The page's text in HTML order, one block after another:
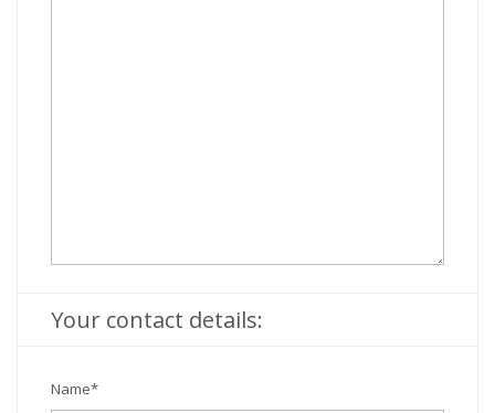
Your contact details:
Name*